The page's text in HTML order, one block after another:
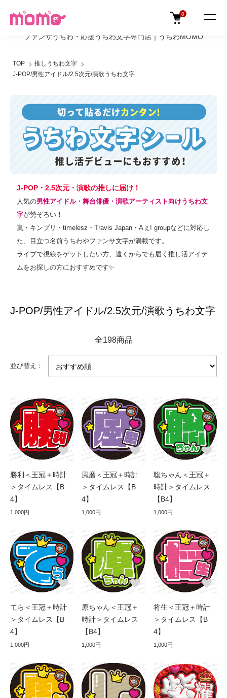
ファンサうちわ・応援うちわ文字専門店｜うちわMOMO
0
TOP
推しうちわ文字
J-POP/男性アイドル/2.5次元/演歌うちわ文字
J-POP・2.5次元・演歌の推しに届け！
人気の男性アイドル・舞台俳優・演歌アーティスト向けうちわ文
字が勢ぞろい！
嵐・キンプリ・timelesz・Travis Japan・Aぇ! groupなどに対応し
た、目立つ名前うちわやファンサ文字が満載です。
ライブで視線をゲットしたい方、遠くからでも届く推し活アイテ
ムをお探しの方におすすめです✨
J-POP/男性アイドル/2.5次元/演歌うちわ文字
全198商品
並び替え：
勝利＜王冠＋時計
＞タイムレス【B
4】
1,000円
風磨＜王冠＋時計
＞タイムレス【B
4】
1,000円
聡ちゃん＜王冠＋
時計＞タイムレス
【B4】
1,000円
てら＜王冠＋時計
＞タイムレス【B
4】
1,000円
原ちゃん＜王冠＋
時計＞タイムレス
【B4】
1,000円
将生＜王冠＋時計
＞タイムレス【B
4】
1,000円